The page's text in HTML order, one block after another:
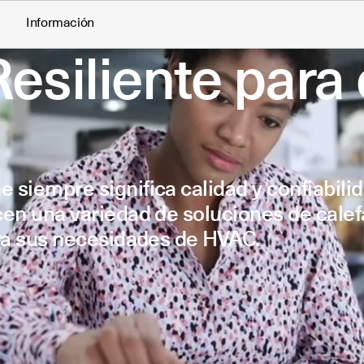
Información
para
siempre significa calidad y
una variedad de soluciones de
sus necesidades de HVAC.